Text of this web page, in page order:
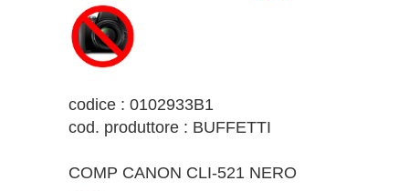
codice : 0102933B1
cod. produttore : BUFFETTI
COMP CANON CLI-521 NERO